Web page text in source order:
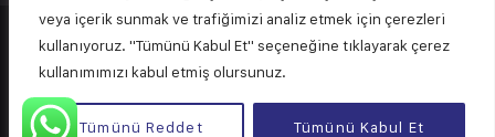
veya içerik sunmak ve trafiğimizi analiz etmek için çerezleri
kullanıyoruz. "Tümünü Kabul Et" seçeneğine tıklayarak çerez
kullanımımızı kabul etmiş olursunuz.
Tümünü Reddet Tümünü Kabul Et
© 2024 Tüm Hakları Astra Güç ve Enerji Sistemleri San. Tic. Ltd.
Şti.’ye aittir.
Powered by NV Dreamer